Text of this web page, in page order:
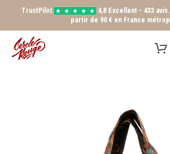
TrustPilot
4,8 Excellent - 433
partir de 90 € en France